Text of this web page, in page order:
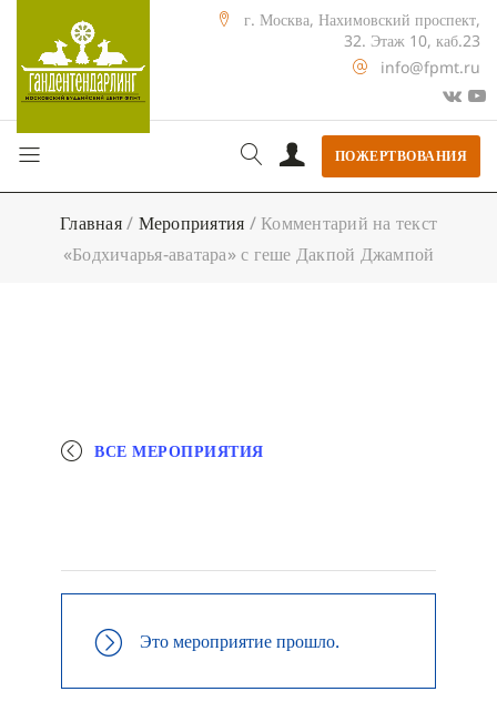
г. Москва, Нахимовский проспект,
32. Этаж 10, каб.23
info@fpmt.ru
ПОЖЕРТВОВАНИЯ
Главная/ Мероприятия / Комментарий на текст
«Бодхичарья-аватара» с геше Дакпой Джампой
ВСЕ МЕРОПРИЯТИЯ
Это мероприятие прошло.